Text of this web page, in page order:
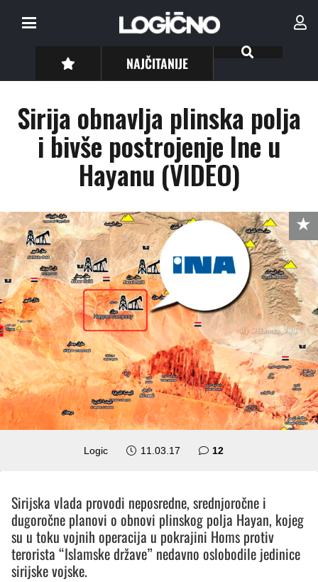
NAJČITANIJE
Sirija obnavlja plinska polja
i bivše postrojenje Ine u
Hayanu (VIDEO)
Logic 11.03.17 12
Sirijska vlada provodi neposredne, srednjoročne i
dugoročne planovi o obnovi plinskog polja Hayan, kojeg
su u toku vojnih operacija u pokrajini Homs protiv
terorista “Islamske države” nedavno oslobodile jedinice
sirijske vojske.